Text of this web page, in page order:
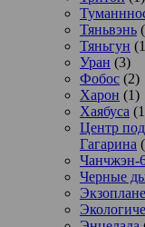
Тяньвэнь
Тяньгун
Уран (3)
Фобос (2)
Харон (1)
Хаябуса
Центр
Гагарина
Чанчжэн-
Черные